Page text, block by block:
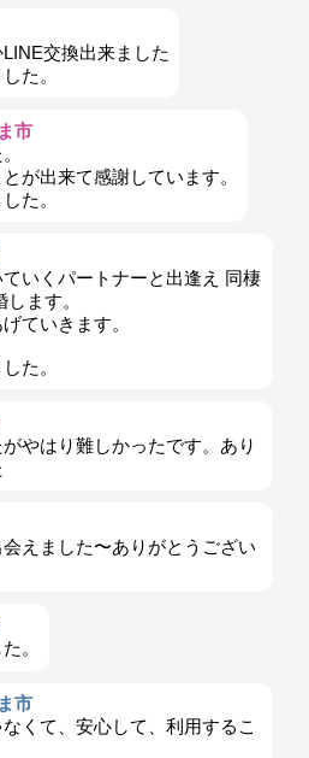
交換出来ました
た。
市
が出来て感謝しています。
た。
いくパートナーと出逢え 同棲
ます。
ていきます。
た。
やはり難しかったです。あり
えました〜ありがとうござい
。
市
くて、安心して、利用するこ